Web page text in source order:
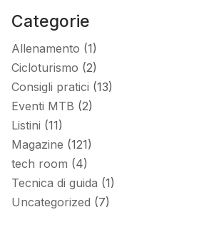
Categorie
Allenamento (1)
Cicloturismo (2)
Consigli pratici (13)
Eventi MTB (2)
Listini (11)
Magazine (121)
tech room (4)
Tecnica di guida (1)
Uncategorized (7)